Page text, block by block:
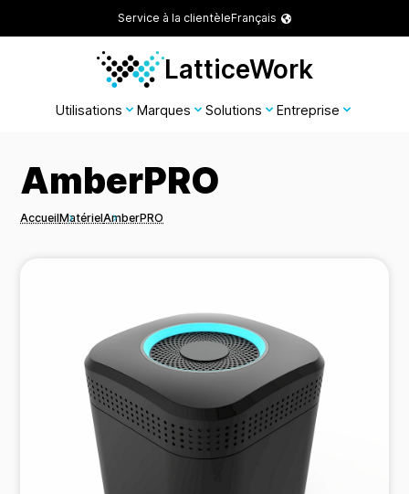
Service à la clientèleFrançais
LatticeWork
Utilisations Marques Solutions Entreprise
AmberPRO
Breadcrumbs
AccueilMatérielAmberPRO